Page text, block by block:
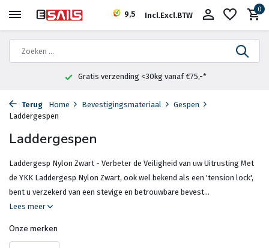
9,5 Incl.Excl.BTW
0
Gratis verzending <30kg vanaf €75,-*
Terug Home Bevestigingsmateriaal
Gespen
Laddergespen
Laddergespen
Laddergesp Nylon Zwart - Verbeter de Veiligheid van uw Uitrusting Met
de YKK Laddergesp Nylon Zwart, ook wel bekend als een 'tension lock',
bent u verzekerd van een stevige en betrouwbare bevest...
Lees meer
Onze merken